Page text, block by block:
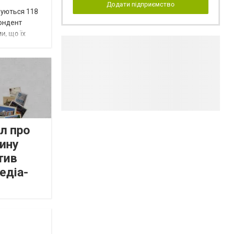
118
що їх
про
Додати підприємство